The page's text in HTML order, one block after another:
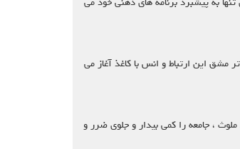
به پیشبرد برنامه های ذهنی خود می
این ارتباط و انس با کاغذ آغاز می
، جامعه را کمی بیدار و جلوی ضرر و